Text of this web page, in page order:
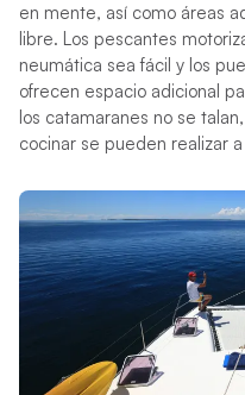
en mente, así como áreas
libre. Los pescantes
neumática sea fácil y los
ofrecen espacio adicional
los catamaranes no se
cocinar se pueden realizar